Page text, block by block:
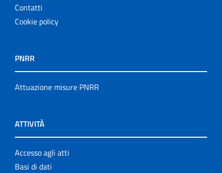
Contatti
Cookie policy
PNRR
Attuazione misure PNRR
ATTIVITÀ
Accesso agli atti
Basi di dati